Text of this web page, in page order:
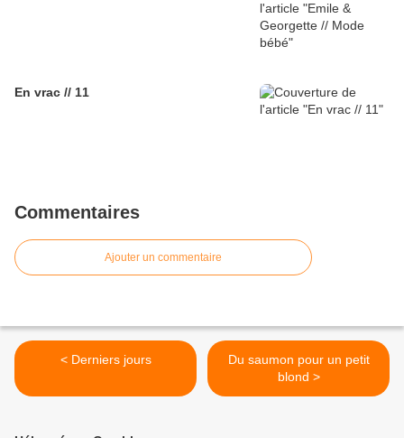
En vrac // 11
Commentaires
Ajouter un commentaire
< Derniers jours
Du saumon pour un petit
blond >